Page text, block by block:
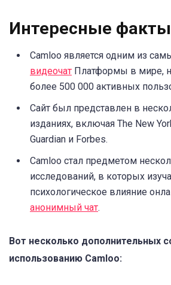
Интересные
Camloo является одним из
видеочат Платформы в мире,
более 500 000 активных
Сайт был представлен в
изданиях, включая The New
Guardian и Forbes.
Camloo стал предметом
исследований, в которых
психологическое влияние
анонимный чат.
Вот несколько дополнительных
использованию Camloo: